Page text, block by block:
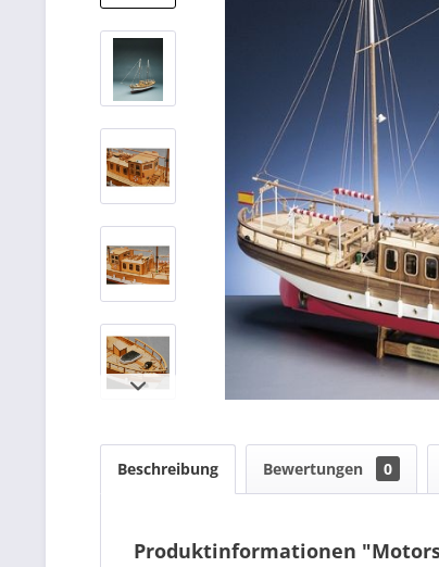
Beschreibung Bewertungen 0
Produktinformationen